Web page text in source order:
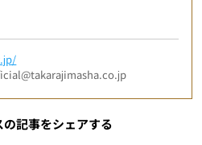
記事をシェアする